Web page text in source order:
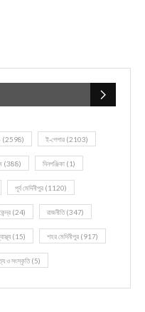
(2598) ই-পেপার (2103)
(388) দিনপঞ্জিকা (1)
পূর্ব মেদিনীপুর (1120)
(24) রাজনীতি(347)
(15) শহর মেদিনীপুর (917)
ও সংস্কৃতি(5)